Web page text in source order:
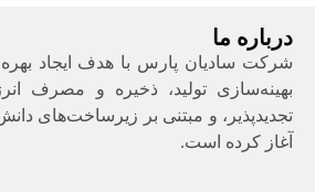
درباره ما
شرکت سادیان پارس با هدف ایجاد
بهینه‌سازی تولید، ذخیره و مصرف
تجدیدپذیر، و مبتنی بر زیرساخت‌های دانش
آغاز کرده است.